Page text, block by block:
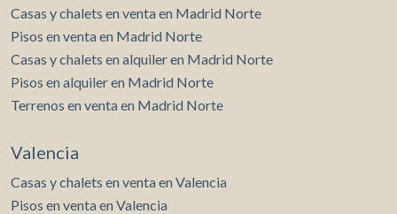
Casas y chalets en venta en Madrid Norte
Pisos en venta en Madrid Norte
Casas y chalets en alquiler en Madrid Norte
Pisos en alquiler en Madrid Norte
Terrenos en venta en Madrid Norte
Valencia
Casas y chalets en venta en Valencia
Pisos en venta en Valencia